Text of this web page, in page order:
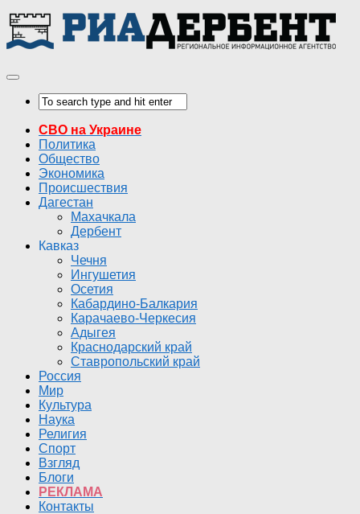
СВО на Украине
Политика
Общество
Экономика
Происшествия
Дагестан
Махачкала
Дербент
Кавказ
Чечня
Ингушетия
Осетия
Кабардино-Балкария
Карачаево-Черкесия
Адыгея
Краснодарский край
Ставропольский край
Россия
Мир
Культура
Наука
Религия
Спорт
Взгляд
Блоги
РЕКЛАМА
Контакты